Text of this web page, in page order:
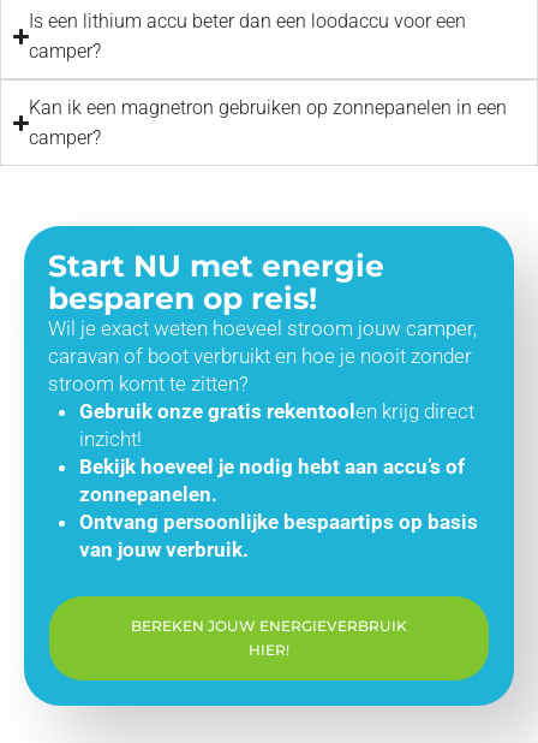
Is een lithium accu beter dan een loodaccu voor een
camper?
Kan ik een magnetron gebruiken op zonnepanelen in een
camper?
Start NU met energie
besparen op reis!
Wil je exact weten hoeveel stroom jouw camper,
caravan of boot verbruikt en hoe je nooit zonder
stroom komt te zitten?
Gebruik onze gratis rekentool en krijg direct
inzicht!
Bekijk hoeveel je nodig hebt aan accu’s of
zonnepanelen.
Ontvang persoonlijke bespaartips op basis
van jouw verbruik.
BEREKEN JOUW ENERGIEVERBRUIK
HIER!